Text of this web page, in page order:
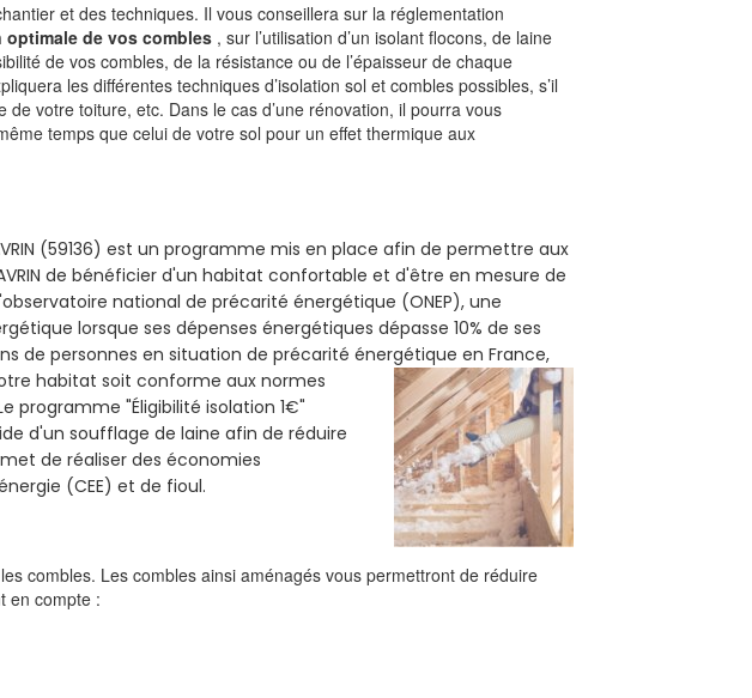
et des techniques. Il vous conseillera sur la réglementation
optimale de vos combles , sur l’utilisation d’un isolant flocons, de laine
de vos combles, de la résistance ou de l’épaisseur de chaque
les différentes techniques d’isolation sol et combles possibles, s’il
votre toiture, etc. Dans le cas d’une rénovation, il pourra vous
temps que celui de votre sol pour un effet thermique aux
(59136) est un programme mis en place afin de permettre aux
de bénéficier d'un habitat confortable et d'être en mesure de
national de précarité énergétique (ONEP), une
lorsque ses dépenses énergétiques dépasse 10% de ses
de personnes en situation de précarité énergétique en France,
habitat soit conforme aux normes
programme "Éligibilité isolation 1€"
d'un soufflage de laine afin de réduire
de réaliser des économies
(CEE) et de fioul.
combles. Les combles ainsi aménagés vous permettront de réduire
en compte :